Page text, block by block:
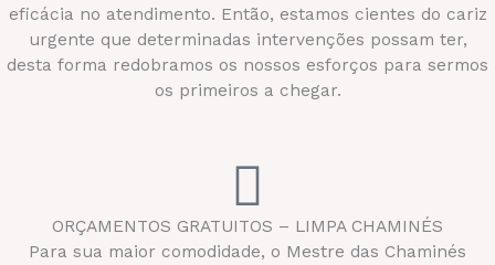
eficácia no atendimento. Então, estamos cientes do cariz
urgente que determinadas intervenções possam ter,
desta forma redobramos os nossos esforços para sermos
os primeiros a chegar.
ORÇAMENTOS GRATUITOS – LIMPA CHAMINÉS
Para sua maior comodidade, o Mestre das Chaminés